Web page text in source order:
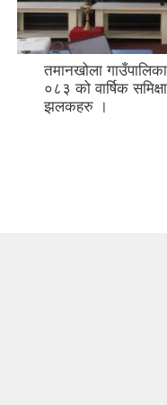
तमानखोला
०८३ को वार्षिक
झलकहरु ।